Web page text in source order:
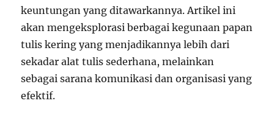
keuntungan yang ditawarkannya. Artikel ini
akan mengeksplorasi berbagai kegunaan papan
tulis kering yang menjadikannya lebih dari
sekadar alat tulis sederhana, melainkan
sebagai sarana komunikasi dan organisasi yang
efektif.